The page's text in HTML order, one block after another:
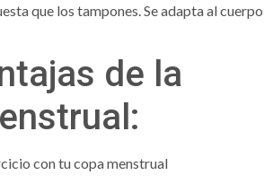
que los tampones. Se adapta al cuerpo
de la